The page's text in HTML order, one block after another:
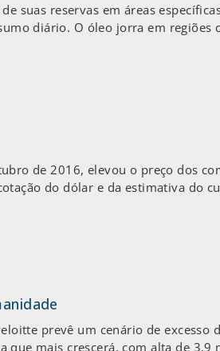
suas reservas em áreas
diário. O óleo jorra em regiões
de 2016, elevou o preço dos
do dólar e da estimativa do
prevê um cenário de excesso
que mais crescerá, com alta de